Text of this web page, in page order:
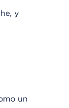
y
un